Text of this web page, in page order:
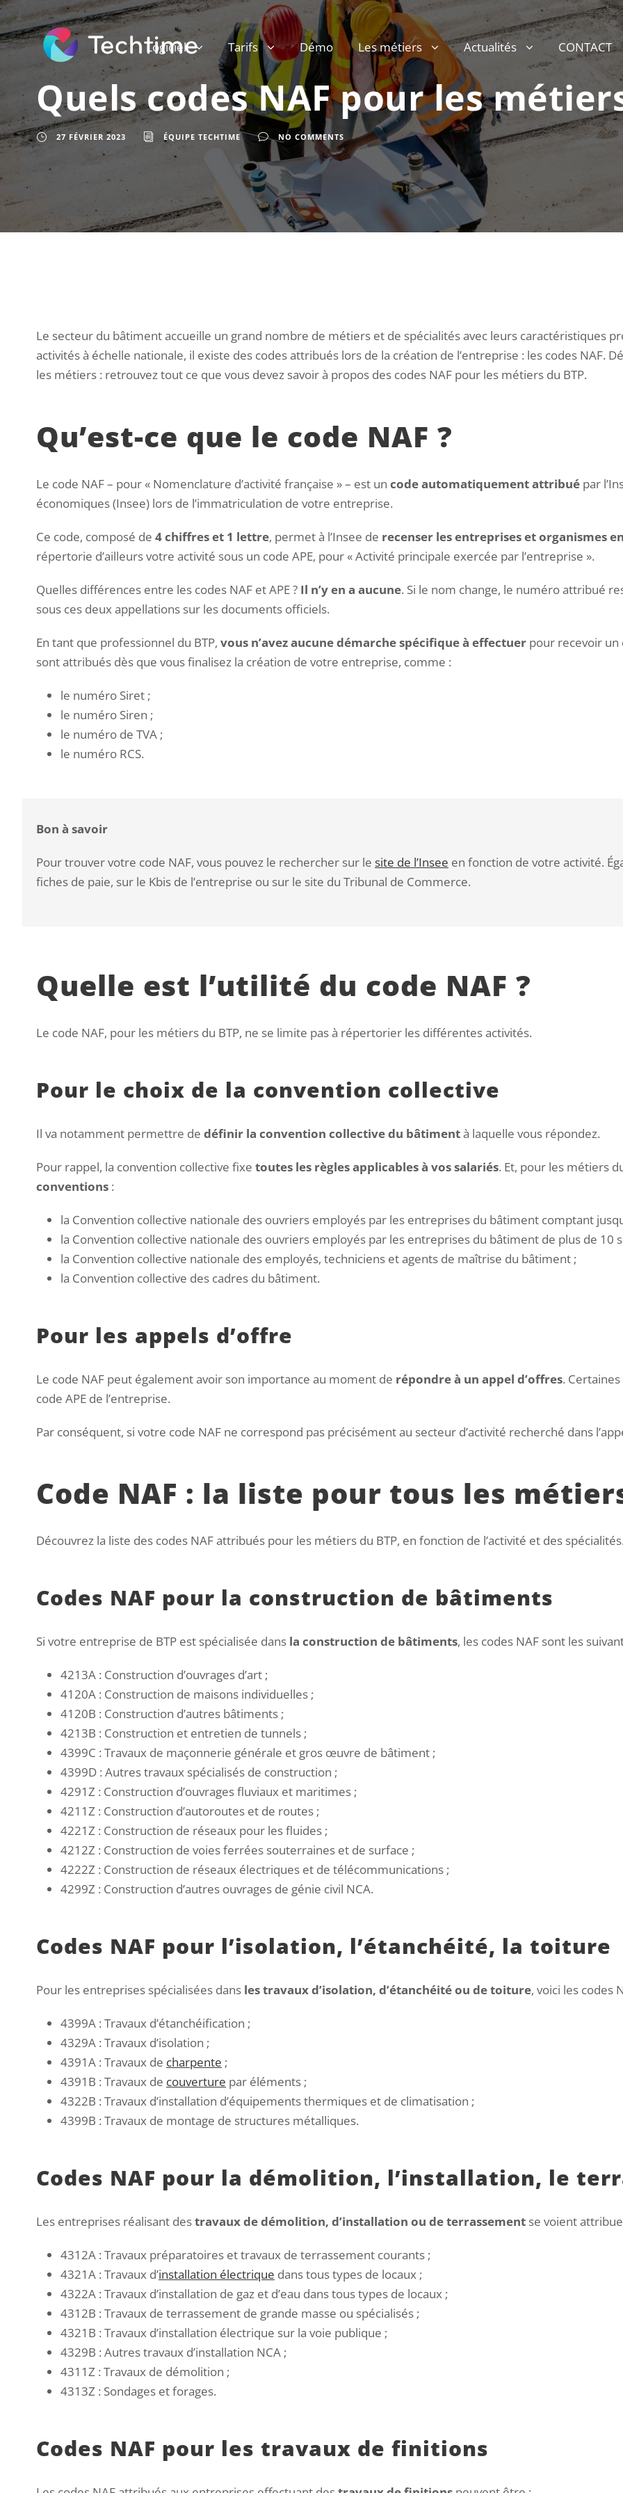
Logiciel Tarifs Démo Les métiers Actualités CONTACT
Quels codes NAF pour les
27 FÉVRIER 2023 ÉQUIPE TECHTIME NO COMMENTS
Le secteur du bâtiment accueille un grand nombre de métiers et de spécialités avec leurs caractéristiques
activités à échelle nationale, il existe des codes attribués lors de la création de l’entreprise : les codes NAF.
les métiers : retrouvez tout ce que vous devez savoir à propos des codes NAF pour les métiers du BTP.
Qu’est-ce que le code NAF ?
Le code NAF – pour « Nomenclature d’activité française » – est un code automatiquement attribué par
économiques (Insee) lors de l’immatriculation de votre entreprise.
Ce code, composé de 4 chiffres et 1 lettre, permet à l’Insee de recenser les entreprises et organismes
répertorie d’ailleurs votre activité sous un code APE, pour « Activité principale exercée par l’entreprise ».
Quelles différences entre les codes NAF et APE ? Il n’y en a aucune. Si le nom change, le numéro attribué
sous ces deux appellations sur les documents officiels.
En tant que professionnel du BTP, vous n’avez aucune démarche spécifique à effectuer pour recevoir un
sont attribués dès que vous finalisez la création de votre entreprise, comme :
le numéro Siret ;
le numéro Siren ;
le numéro de TVA ;
le numéro RCS.
Bon à savoir
Pour trouver votre code NAF, vous pouvez le rechercher sur le site de l’Insee en fonction de votre activité.
fiches de paie, sur le Kbis de l’entreprise ou sur le site du Tribunal de Commerce.
Quelle est l’utilité du code NAF ?
Le code NAF, pour les métiers du BTP, ne se limite pas à répertorier les différentes activités.
Pour le choix de la convention collective
Il va notamment permettre de définir la convention collective du bâtimentà laquelle vous répondez.
Pour rappel, la convention collective fixe toutes les règles applicables à vos salariés. Et, pour les métiers
conventions :
la Convention collective nationale des ouvriers employés par les entreprises du bâtiment comptant
la Convention collective nationale des ouvriers employés par les entreprises du bâtiment de plus de 10
la Convention collective nationale des employés, techniciens et agents de maîtrise du bâtiment ;
la Convention collective des cadres du bâtiment.
Pour les appels d’offre
Le code NAF peut également avoir son importance au moment de répondre à un appel d’offres.
code APE de l’entreprise.
Par conséquent, si votre code NAF ne correspond pas précisément au secteur d’activité recherché dans
Code NAF : la liste pour tous les
Découvrez la liste des codes NAF attribués pour les métiers du BTP, en fonction de l’activité et des
Codes NAF pour la construction de bâtiments
Si votre entreprise de BTP est spécialisée dans la construction de bâtiments, les codes NAF sont les
4213A : Construction d’ouvrages d’art ;
4120A : Construction de maisons individuelles ;
4120B : Construction d’autres bâtiments ;
4213B : Construction et entretien de tunnels ;
4399C : Travaux de maçonnerie générale et gros œuvre de bâtiment ;
4399D : Autres travaux spécialisés de construction ;
4291Z : Construction d’ouvrages fluviaux et maritimes ;
4211Z : Construction d’autoroutes et de routes ;
4221Z : Construction de réseaux pour les fluides ;
4212Z : Construction de voies ferrées souterraines et de surface ;
4222Z : Construction de réseaux électriques et de télécommunications ;
4299Z : Construction d’autres ouvrages de génie civil NCA.
Codes NAF pour l’isolation, l’étanchéité, la toiture
Pour les entreprises spécialisées dans les travaux d’isolation, d’étanchéité ou de toiture, voici les codes
4399A : Travaux d’étanchéification ;
4329A : Travaux d’isolation ;
4391A : Travaux de charpente ;
4391B : Travaux de couverture par éléments ;
4322B : Travaux d’installation d’équipements thermiques et de climatisation ;
4399B : Travaux de montage de structures métalliques.
Codes NAF pour la démolition, l’installation, le
Les entreprises réalisant destravaux de démolition, d’installation ou de terrassement se voient
4312A : Travaux préparatoires et travaux de terrassement courants ;
4321A : Travaux d’installation électrique dans tous types de locaux ;
4322A : Travaux d’installation de gaz et d’eau dans tous types de locaux ;
4312B : Travaux de terrassement de grande masse ou spécialisés ;
4321B : Travaux d’installation électrique sur la voie publique ;
4329B : Autres travaux d’installation NCA ;
4311Z : Travaux de démolition ;
4313Z : Sondages et forages.
Codes NAF pour les travaux de finitions